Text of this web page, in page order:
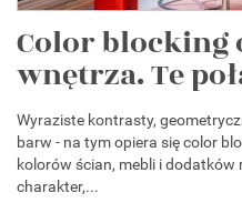
Color blocking
wnętrza. Te
Wyraziste kontrasty,
barw - na tym opiera się color
kolorów ścian, mebli i
charakter,...